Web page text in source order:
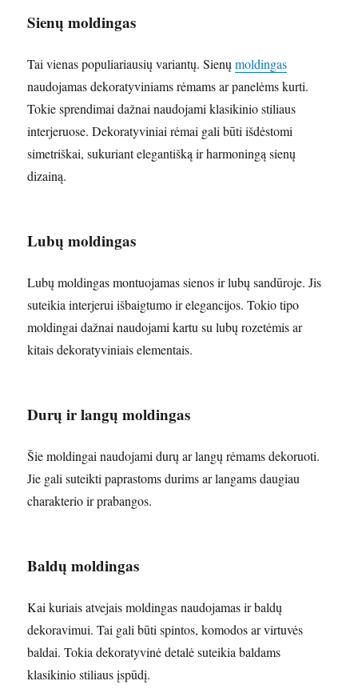
Sienų moldingas
Tai vienas populiariausių variantų. Sienųmoldingas
naudojamas dekoratyviniams rėmams ar panelėms kurti.
Tokie sprendimai dažnai naudojami klasikinio stiliaus
interjeruose. Dekoratyviniai rėmai gali būti išdėstomi
simetriškai, sukuriant elegantišką ir harmoningą sienų
dizainą.
Lubų moldingas
Lubų moldingas montuojamas sienos ir lubų sandūroje. Jis
suteikia interjerui išbaigtumo ir elegancijos. Tokio tipo
moldingai dažnai naudojami kartu su lubų rozetėmis ar
kitais dekoratyviniais elementais.
Durų ir langų moldingas
Šie moldingai naudojami durų ar langų rėmams dekoruoti.
Jie gali suteikti paprastoms durims ar langams daugiau
charakterio ir prabangos.
Baldų moldingas
Kai kuriais atvejais moldingas naudojamas ir baldų
dekoravimui. Tai gali būti spintos, komodos ar virtuvės
baldai. Tokia dekoratyvinė detalė suteikia baldams
klasikinio stiliaus įspūdį.